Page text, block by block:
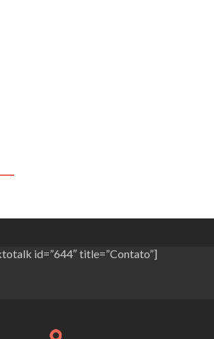
id=”644″ title=”Contato”]